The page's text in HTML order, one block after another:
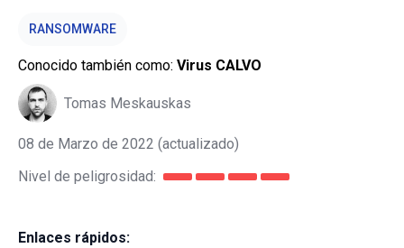
RANSOMWARE
Conocido también como: Virus CALVO
Tomas Meskauskas
08 de Marzo de 2022 (actualizado)
Nivel de peligrosidad:
Enlaces rápidos: